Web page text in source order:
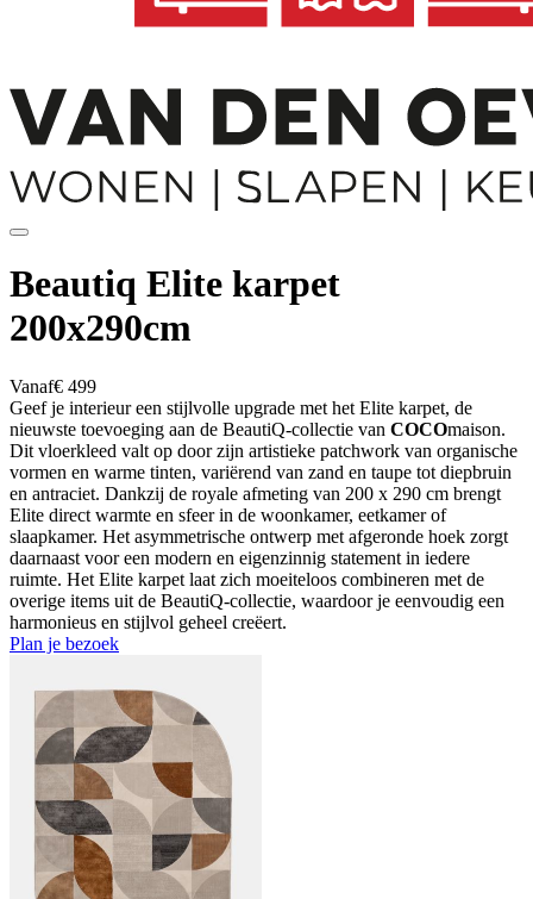
Beautiq Elite karpet
200x290cm
Vanaf€ 499
Geef je interieur een stijlvolle upgrade met het Elite karpet, de
nieuwste toevoeging aan de BeautiQ-collectie van COCOmaison.
Dit vloerkleed valt op door zijn artistieke patchwork van organische
vormen en warme tinten, variërend van zand en taupe tot diepbruin
en antraciet. Dankzij de royale afmeting van 200 x 290 cm brengt
Elite direct warmte en sfeer in de woonkamer, eetkamer of
slaapkamer. Het asymmetrische ontwerp met afgeronde hoek zorgt
daarnaast voor een modern en eigenzinnig statement in iedere
ruimte. Het Elite karpet laat zich moeiteloos combineren met de
overige items uit de BeautiQ-collectie, waardoor je eenvoudig een
harmonieus en stijlvol geheel creëert.
Plan je bezoek